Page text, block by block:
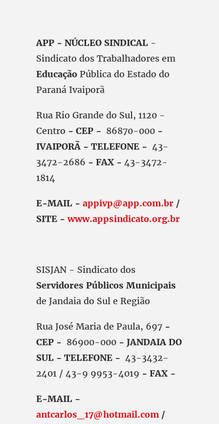
APP - NÚCLEO SINDICAL -
Sindicato dos Trabalhadores em
Educação Pública do Estado do
Paraná Ivaiporã
Rua Rio Grande do Sul, 1120 -
Centro - CEP - 86870-000 -
IVAIPORÃ - TELEFONE - 43-
3472-2686 - FAX - 43-3472-
1814
E-MAIL - appivp@app.com.br /
SITE -www.appsindicato.org.br
SISJAN - Sindicato dos
Servidores Públicos Municipais
de Jandaia do Sul e Região
Rua José Maria de Paula, 697 -
CEP - 86900-000 - JANDAIA DO
SUL - TELEFONE - 43-3432-
2401 / 43-9 9953-4019 - FAX -
E-MAIL -
antcarlos_17@hotmail.com /